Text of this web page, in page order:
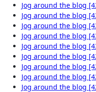
Jog around the blog
Jog around the blog
Jog around the blog
Jog around the blog
Jog around the blog
Jog around the blog
Jog around the blog
Jog around the blog
Jog around the blog